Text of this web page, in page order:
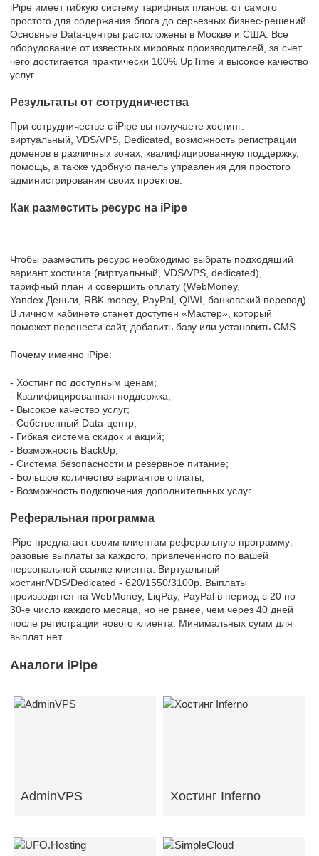
iPipe имеет гибкую систему тарифных планов: от самого
простого для содержания блога до серьезных бизнес-решений.
Основные Data-центры расположены в Москве и США. Все
оборудование от известных мировых производителей, за счет
чего достигается практически 100% UpTime и высокое качество
услуг.
Результаты от сотрудничества
При сотрудничестве с iPipe вы получаете хостинг:
виртуальный, VDS/VPS, Dedicated, возможность регистрации
доменов в различных зонах, квалифицированную поддержку,
помощь, а также удобную панель управления для простого
администрирования своих проектов.
Как разместить ресурс на iPipe
Чтобы разместить ресурс необходимо выбрать подходящий
вариант хостинга (виртуальный, VDS/VPS, dedicated),
тарифный план и совершить оплату (WebMoney,
Yandex.Деньги, RBK money, PayPal, QIWI, банковский перевод).
В личном кабинете станет доступен «Мастер», который
поможет перенести сайт, добавить базу или установить CMS.
Почему именно iPipe:
- Хостинг по доступным ценам;
- Квалифицированная поддержка;
- Высокое качество услуг;
- Собственный Data-центр;
- Гибкая система скидок и акций;
- Возможность BackUp;
- Система безопасности и резервное питание;
- Большое количество вариантов оплаты;
- Возможность подключения дополнительных услуг.
Реферальная программа
iPipe предлагает своим клиентам реферальную программу:
разовые выплаты за каждого, привлеченного по вашей
персональной ссылке клиента. Виртуальный
хостинг/VDS/Dedicated - 620/1550/3100р. Выплаты
производятся на WebMoney, LiqPay, PayPal в период с 20 по
30-е число каждого месяца, но не ранее, чем через 40 дней
после регистрации нового клиента. Минимальных сумм для
выплат нет.
Аналоги iPipe
AdminVPS Хостинг Inferno